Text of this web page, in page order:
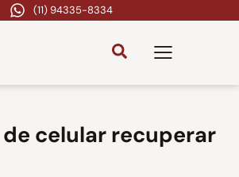
(11) 94335-8334
celular recuperar